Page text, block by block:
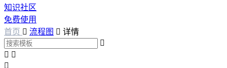
知识社区
免费使用
首页  流程图  详情

 
